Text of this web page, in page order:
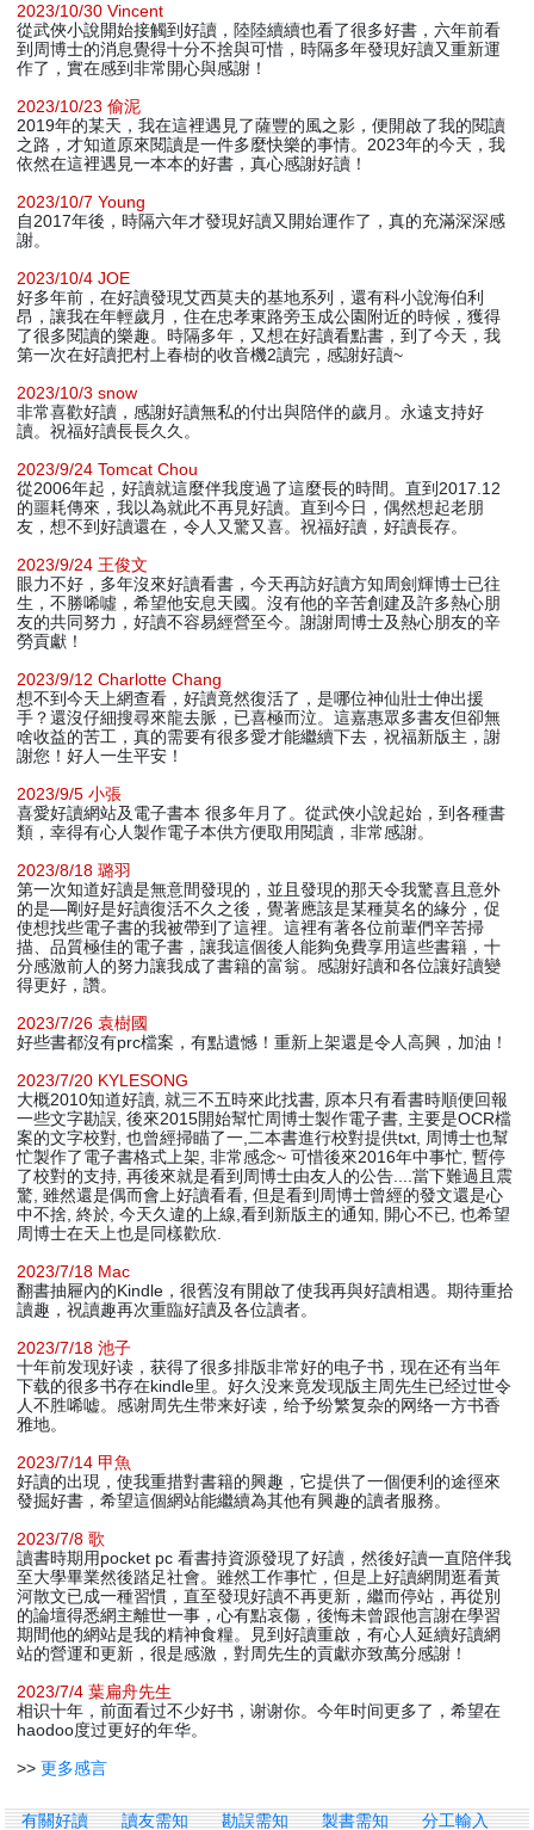
2023/10/30 Vincent
從武俠小說開始接觸到好讀，陸陸續續也看了很多好書，六年前看
到周博士的消息覺得十分不捨與可惜，時隔多年發現好讀又重新運
作了，實在感到非常開心與感謝！
2023/10/23 偷泥
2019年的某天，我在這裡遇見了薩豐的風之影，便開啟了我的閱讀
之路，才知道原來閱讀是一件多麼快樂的事情。2023年的今天，我
依然在這裡遇見一本本的好書，真心感謝好讀！
2023/10/7 Young
自2017年後，時隔六年才發現好讀又開始運作了，真的充滿深深感
謝。
2023/10/4 JOE
好多年前，在好讀發現艾西莫夫的基地系列，還有科小說海伯利
昂，讓我在年輕歲月，住在忠孝東路旁玉成公園附近的時候，獲得
了很多閱讀的樂趣。時隔多年，又想在好讀看點書，到了今天，我
第一次在好讀把村上春樹的收音機2讀完，感謝好讀~
2023/10/3 snow
非常喜歡好讀，感謝好讀無私的付出與陪伴的歲月。永遠支持好
讀。祝福好讀長長久久。
2023/9/24 Tomcat Chou
從2006年起，好讀就這麼伴我度過了這麼長的時間。直到2017.12
的噩耗傳來，我以為就此不再見好讀。直到今日，偶然想起老朋
友，想不到好讀還在，令人又驚又喜。祝福好讀，好讀長存。
2023/9/24 王俊文
眼力不好，多年沒來好讀看書，今天再訪好讀方知周劍輝博士已往
生，不勝唏噓，希望他安息天國。沒有他的辛苦創建及許多熱心朋
友的共同努力，好讀不容易經營至今。謝謝周博士及熱心朋友的辛
勞貢獻！
2023/9/12 Charlotte Chang
想不到今天上網查看，好讀竟然復活了，是哪位神仙壯士伸出援
手？還沒仔細搜尋來龍去脈，已喜極而泣。這嘉惠眾多書友但卻無
啥收益的苦工，真的需要有很多愛才能繼續下去，祝福新版主，謝
謝您！好人一生平安！
2023/9/5 小張
喜愛好讀網站及電子書本 很多年月了。從武俠小說起始，到各種書
類，幸得有心人製作電子本供方便取用閱讀，非常感謝。
2023/8/18 璐羽
第一次知道好讀是無意間發現的，並且發現的那天令我驚喜且意外
的是—剛好是好讀復活不久之後，覺著應該是某種莫名的緣分，促
使想找些電子書的我被帶到了這裡。這裡有著各位前輩們辛苦掃
描、品質極佳的電子書，讓我這個後人能夠免費享用這些書籍，十
分感激前人的努力讓我成了書籍的富翁。感謝好讀和各位讓好讀變
得更好，讚。
2023/7/26 袁樹國
好些書都沒有prc檔案，有點遺憾！重新上架還是令人高興，加油！
2023/7/20 KYLESONG
大概2010知道好讀, 就三不五時來此找書, 原本只有看書時順便回報
一些文字勘誤, 後來2015開始幫忙周博士製作電子書, 主要是OCR檔
案的文字校對, 也曾經掃瞄了一,二本書進行校對提供txt, 周博士也幫
忙製作了電子書格式上架, 非常感念~ 可惜後來2016年中事忙, 暫停
了校對的支持, 再後來就是看到周博士由友人的公告....當下難過且震
驚, 雖然還是偶而會上好讀看看, 但是看到周博士曾經的發文還是心
中不捨, 終於, 今天久違的上線,看到新版主的通知, 開心不已, 也希望
周博士在天上也是同樣歡欣.
2023/7/18 Mac
翻書抽屜內的Kindle，很舊沒有開啟了使我再與好讀相遇。期待重拾
讀趣，祝讀趣再次重臨好讀及各位讀者。
2023/7/18 池子
十年前发现好读，获得了很多排版非常好的电子书，现在还有当年
下载的很多书存在kindle里。好久没来竟发现版主周先生已经过世令
人不胜唏嘘。感谢周先生带来好读，给予纷繁复杂的网络一方书香
雅地。
2023/7/14 甲魚
好讀的出現，使我重措對書籍的興趣，它提供了一個便利的途徑來
發掘好書，希望這個網站能繼續為其他有興趣的讀者服務。
2023/7/8 歌
讀書時期用pocket pc 看書持資源發現了好讀，然後好讀一直陪伴我
至大學畢業然後踏足社會。雖然工作事忙，但是上好讀網閒逛看黃
河散文已成一種習慣，直至發現好讀不再更新，繼而停站，再從別
的論壇得悉網主離世一事，心有點哀傷，後悔未曾跟他言謝在學習
期間他的網站是我的精神食糧。見到好讀重啟，有心人延續好讀網
站的營運和更新，很是感激，對周先生的貢獻亦致萬分感謝！
2023/7/4 葉扁舟先生
相识十年，前面看过不少好书，谢谢你。今年时间更多了，希望在
haodoo度过更好的年华。
>>更多感言
有關好讀 讀友需知 勘誤需知 製書需知 分工輸入